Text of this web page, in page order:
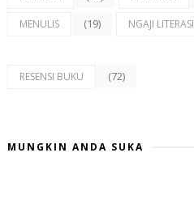
MENULIS (19) NGAJI LITERASI
RESENSI BUKU (72)
MUNGKIN ANDA SUKA